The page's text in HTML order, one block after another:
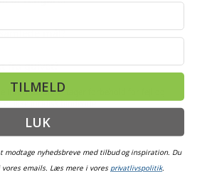
mål?
fra gulvet?
information. Vi tager forbehold for fejl og
er ikke juridisk bindende.
MED
TILMELD
LUK
modtage nyhedsbreve med tilbud og inspiration. Du
emails. Læs mere i vores privatlivspolitik.